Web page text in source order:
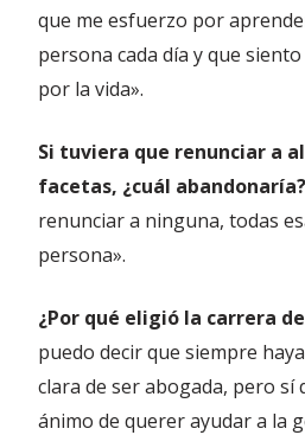
que me esfuerzo por
persona cada día y que
por la vida».
Si tuviera que renunciar a
facetas, ¿cuál
renunciar a ninguna, todas
persona».
¿Por qué eligió la carrera
puedo decir que siempre
clara de ser abogada, pero sí
ánimo de querer ayudar a la